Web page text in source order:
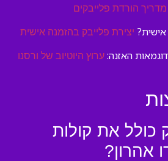
מדריך הורדת פלייבקים
יצירת פלייבק בהזמנה אישית
האזנה: ערוץ היוטיוב של ורסנו
כולל את קולות
אהרון?